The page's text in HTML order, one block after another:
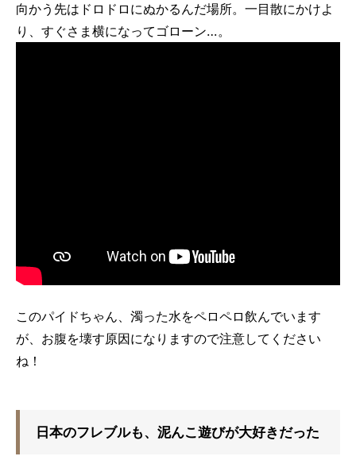
向かう先はドロドロにぬかるんだ場所。一目散にかけよ
り、すぐさま横になってゴローン…。
このパイドちゃん、濁った水をペロペロ飲んでいます
が、お腹を壊す原因になりますので注意してください
ね！
日本のフレブルも、泥んこ遊びが大好きだった